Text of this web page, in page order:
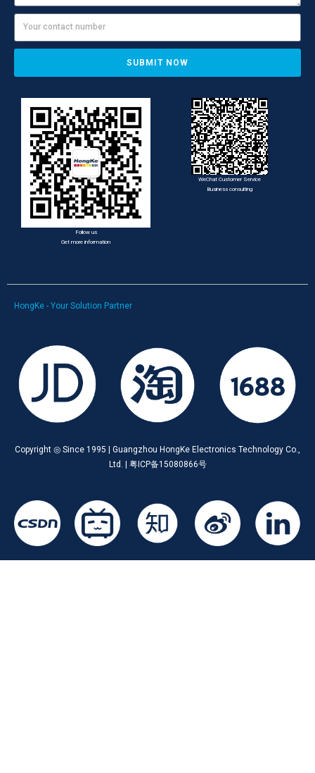
SUBMIT NOW
Follow us
Get more information
WeChat Customer Service
Business consulting
HongKe - Your Solution Partner
Copyright ◎ Since 1995 | Guangzhou HongKe Electronics Technology Co.,
Ltd. | 粤ICP备15080866号